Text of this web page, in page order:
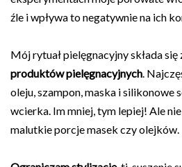
źle i wpływa to negatywnie na ich
Mój rytuał pielęgnacyjny składa się
produktów pielęgnacyjnych.
oleju, szampon, maska i silikonowe
wcierka. Im mniej, tym lepiej! Ale
malutkie porcje masek czy olejków.